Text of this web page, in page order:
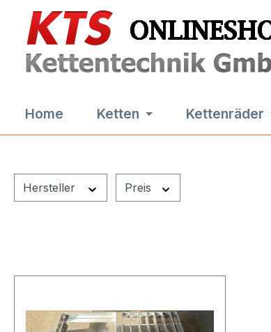
Hauptinhalt springen
Zur Suche springen
Zur Hauptnavigation springen
Home Ketten Kettenräder
Hersteller Preis